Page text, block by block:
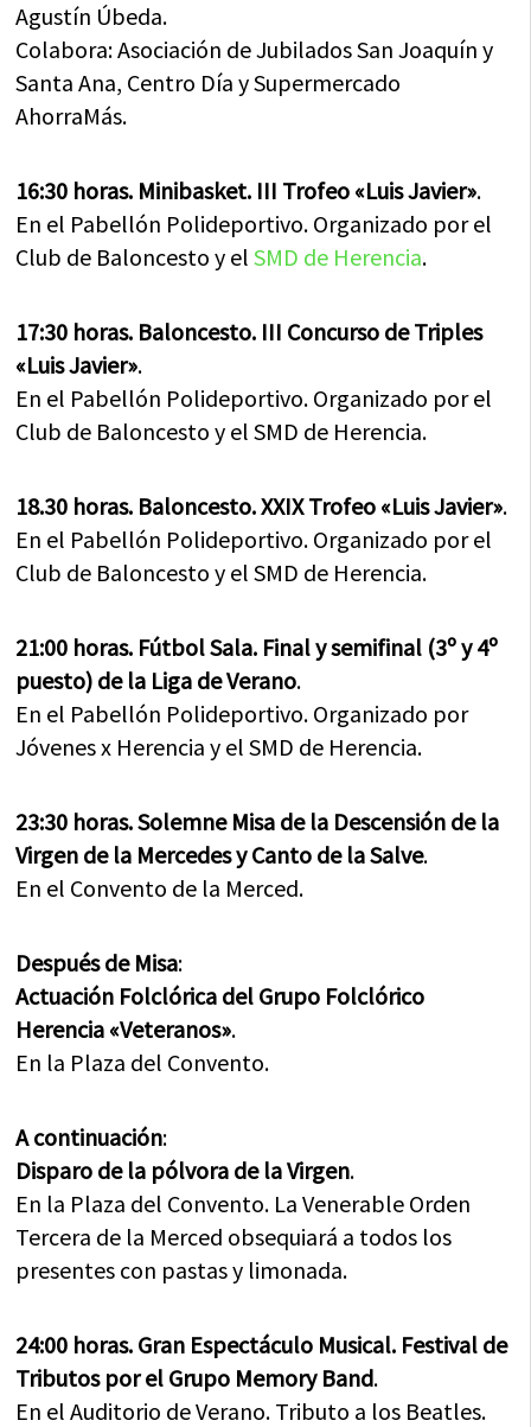
Agustín Úbeda.
Colabora: Asociación de Jubilados San Joaquín y
Santa Ana, Centro Día y Supermercado
AhorraMás.
16:30 horas. Minibasket. III Trofeo «Luis Javier».
En el Pabellón Polideportivo. Organizado por el
Club de Baloncesto y elSMD de Herencia.
17:30 horas. Baloncesto. III Concurso de Triples
«Luis Javier».
En el Pabellón Polideportivo. Organizado por el
Club de Baloncesto y el SMD de Herencia.
18.30 horas. Baloncesto. XXIX Trofeo «Luis Javier».
En el Pabellón Polideportivo. Organizado por el
Club de Baloncesto y el SMD de Herencia.
21:00 horas. Fútbol Sala. Final y semifinal (3º y 4º
puesto) de la Liga de Verano.
En el Pabellón Polideportivo. Organizado por
Jóvenes x Herencia y el SMD de Herencia.
23:30 horas. Solemne Misa de la Descensión de la
Virgen de la Mercedes y Canto de la Salve.
En el Convento de la Merced.
Después de Misa:
Actuación Folclórica del Grupo Folclórico
Herencia «Veteranos».
En la Plaza del Convento.
A continuación:
Disparo de la pólvora de la Virgen.
En la Plaza del Convento. La Venerable Orden
Tercera de la Merced obsequiará a todos los
presentes con pastas y limonada.
24:00 horas. Gran Espectáculo Musical. Festival de
Tributos por el Grupo Memory Band.
En el Auditorio de Verano. Tributo a los Beatles.